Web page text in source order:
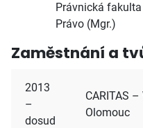
Právnická
Právo (Mgr.)
Zaměstnání a
2013
–
dosud
CARITAS
Olomouc